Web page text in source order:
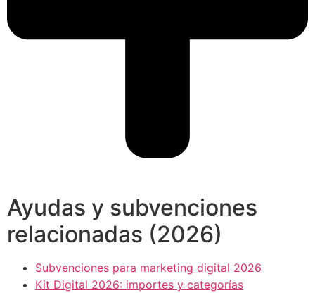
Ayudas y subvenciones
relacionadas (2026)
Subvenciones para marketing digital 2026
Kit Digital 2026: importes y categorías